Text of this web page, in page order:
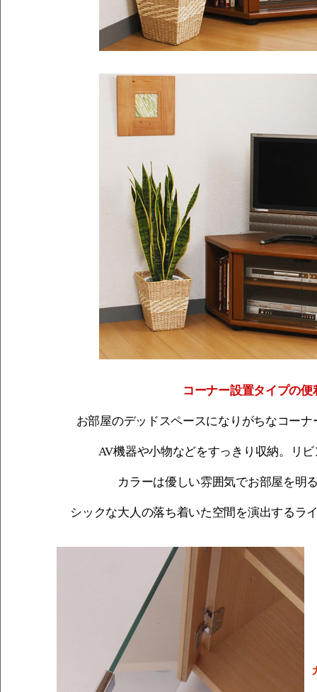
コーナー設置タイプの便
お部屋のデッドスペースになりがちなコー
AV機器や小物などをすっきり収納。リ
カラーは優しい雰囲気でお部屋を明
シックな大人の落ち着いた空間を演出するラ